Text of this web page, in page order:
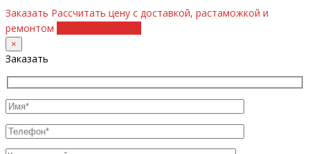
Заказать Рассчитать цену с доставкой, растаможкой и
ремонтом
×
Заказать